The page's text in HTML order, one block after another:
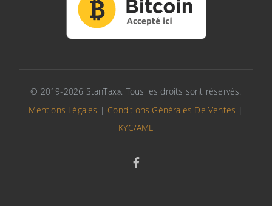
© 2019-2026 StanTax®. Tous les droits sont réservés.
Mentions Légales | Conditions Générales De Ventes |
KYC/AML